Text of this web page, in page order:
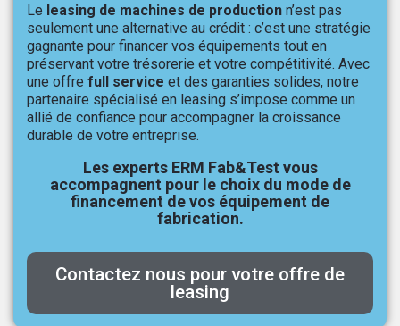
Le leasing de machines de production n’est pas
seulement une alternative au crédit : c’est une stratégie
gagnante pour financer vos équipements tout en
préservant votre trésorerie et votre compétitivité. Avec
une offre full service et des garanties solides, notre
partenaire spécialisé en leasing s’impose comme un
allié de confiance pour accompagner la croissance
durable de votre entreprise.
Les experts ERM Fab&Test vous
accompagnent pour le choix du mode de
financement de vos équipement de
fabrication.
Contactez nous pour votre offre de
leasing